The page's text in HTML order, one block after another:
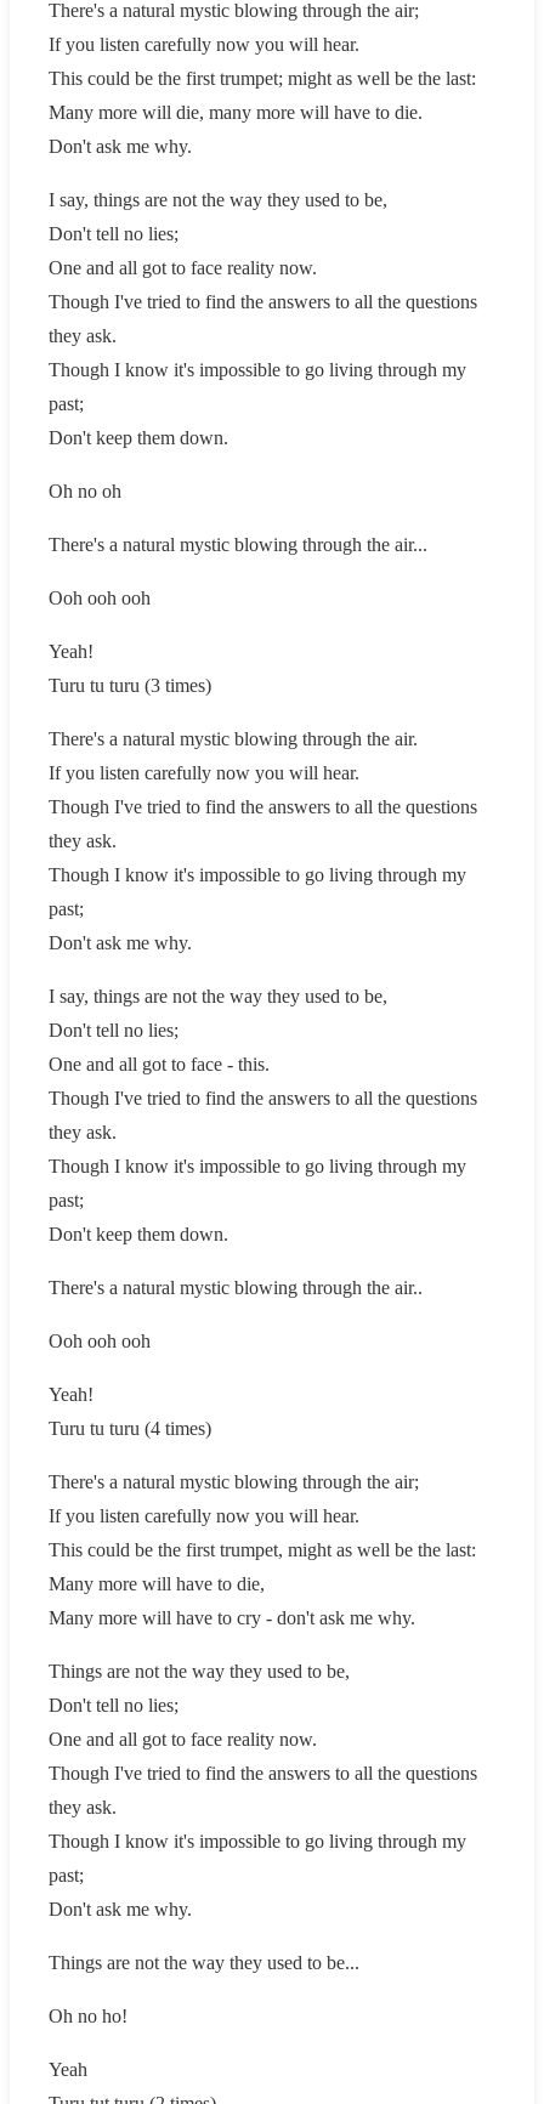
There's a natural mystic blowing through the air;
If you listen carefully now you will hear.
This could be the first trumpet; might as well be the last:
Many more will die, many more will have to die.
Don't ask me why.
I say, things are not the way they used to be,
Don't tell no lies;
One and all got to face reality now.
Though I've tried to find the answers to all the questions
they ask.
Though I know it's impossible to go living through my
past;
Don't keep them down.
Oh no oh
There's a natural mystic blowing through the air...
Ooh ooh ooh
Yeah!
Turu tu turu (3 times)
There's a natural mystic blowing through the air.
If you listen carefully now you will hear.
Though I've tried to find the answers to all the questions
they ask.
Though I know it's impossible to go living through my
past;
Don't ask me why.
I say, things are not the way they used to be,
Don't tell no lies;
One and all got to face - this.
Though I've tried to find the answers to all the questions
they ask.
Though I know it's impossible to go living through my
past;
Don't keep them down.
There's a natural mystic blowing through the air..
Ooh ooh ooh
Yeah!
Turu tu turu (4 times)
There's a natural mystic blowing through the air;
If you listen carefully now you will hear.
This could be the first trumpet, might as well be the last:
Many more will have to die,
Many more will have to cry - don't ask me why.
Things are not the way they used to be,
Don't tell no lies;
One and all got to face reality now.
Though I've tried to find the answers to all the questions
they ask.
Though I know it's impossible to go living through my
past;
Don't ask me why.
Things are not the way they used to be...
Oh no ho!
Yeah